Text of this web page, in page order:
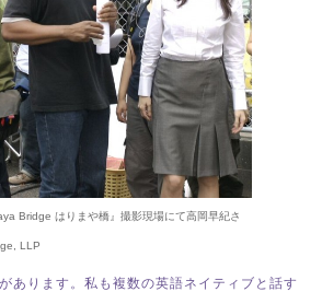
Bridge はりまや橋』撮影現場にて高岡早紀さ
LLP
あります。私も複数の英語ネイティブと話す